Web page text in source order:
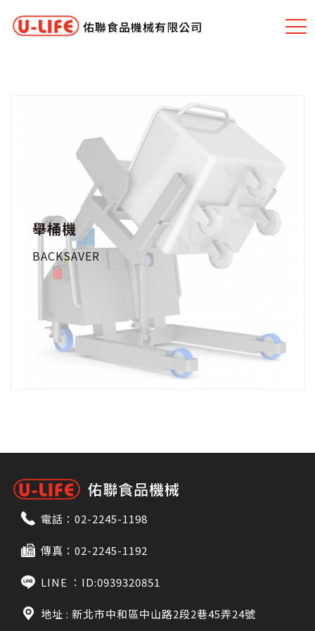
佑聯食品機械有限公司
舉桶機
BACKSAVER
電話： 02-2245-1198
傳真：02-2245-1192
LINE ： ID:0939320851
地址 : 新北市中和區中山路2段2巷45弄24號